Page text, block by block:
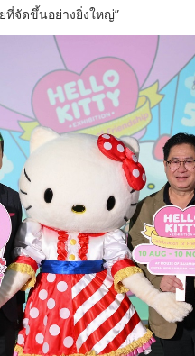
ที่จัดขึ้นอย่างยิ่งใหญ่”